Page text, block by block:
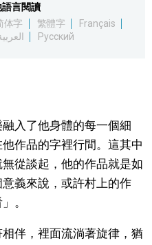
語言閱讀
体字 繁體字
Français
Русский
入了他身體的每一個細
作品的字裡行間。這其中
從談起，他的作品就是如
義來說，或許村上的作
。
伴，裡面流淌著旋律，猶